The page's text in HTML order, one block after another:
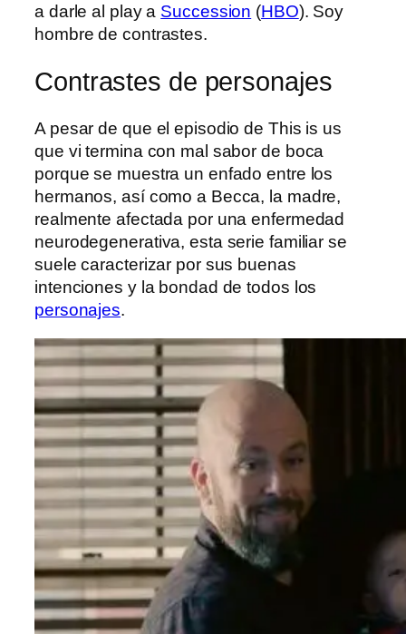
a darle al play a Succession (HBO). Soy
hombre de contrastes.
Contrastes de personajes
A pesar de que el episodio de This is us
que vi termina con mal sabor de boca
porque se muestra un enfado entre los
hermanos, así como a Becca, la madre,
realmente afectada por una enfermedad
neurodegenerativa, esta serie familiar se
suele caracterizar por sus buenas
intenciones y la bondad de todos los
personajes.